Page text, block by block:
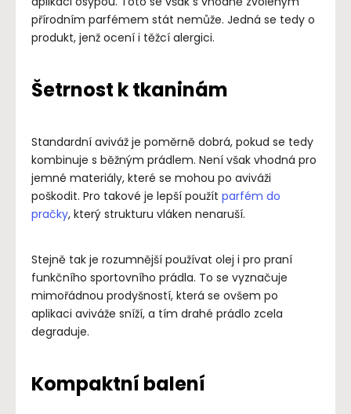
přírodním parfémem stát nemůže. Jedná se tedy o
produkt, jenž ocení i těžcí alergici.
Šetrnost k tkaninám
Standardní aviváž je poměrně dobrá, pokud se tedy
kombinuje s běžným prádlem. Není však vhodná pro
jemné materiály, které se mohou po aviváži
poškodit. Pro takové je lepší použít parfém do
pračky, který strukturu vláken nenaruší.
Stejně tak je rozumnější používat olej i pro praní
funkčního sportovního prádla. To se vyznačuje
mimořádnou prodyšností, která se ovšem po
aplikaci aviváže sníží, a tím drahé prádlo zcela
degraduje.
Kompaktní balení